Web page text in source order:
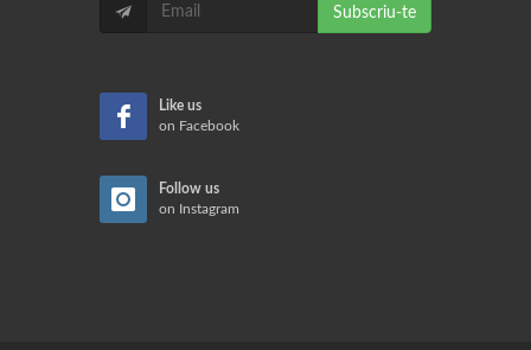
Subscriu-te
Like us
on Facebook
Follow us
on Instagram